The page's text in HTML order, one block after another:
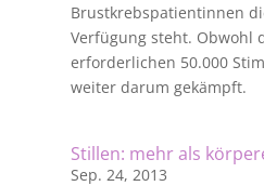
Brustkrebspatientinnen
Verfügung steht. Obwohl
erforderlichen 50.000
weiter darum gekämpft.
Stillen: mehr als
Sep. 24, 2013